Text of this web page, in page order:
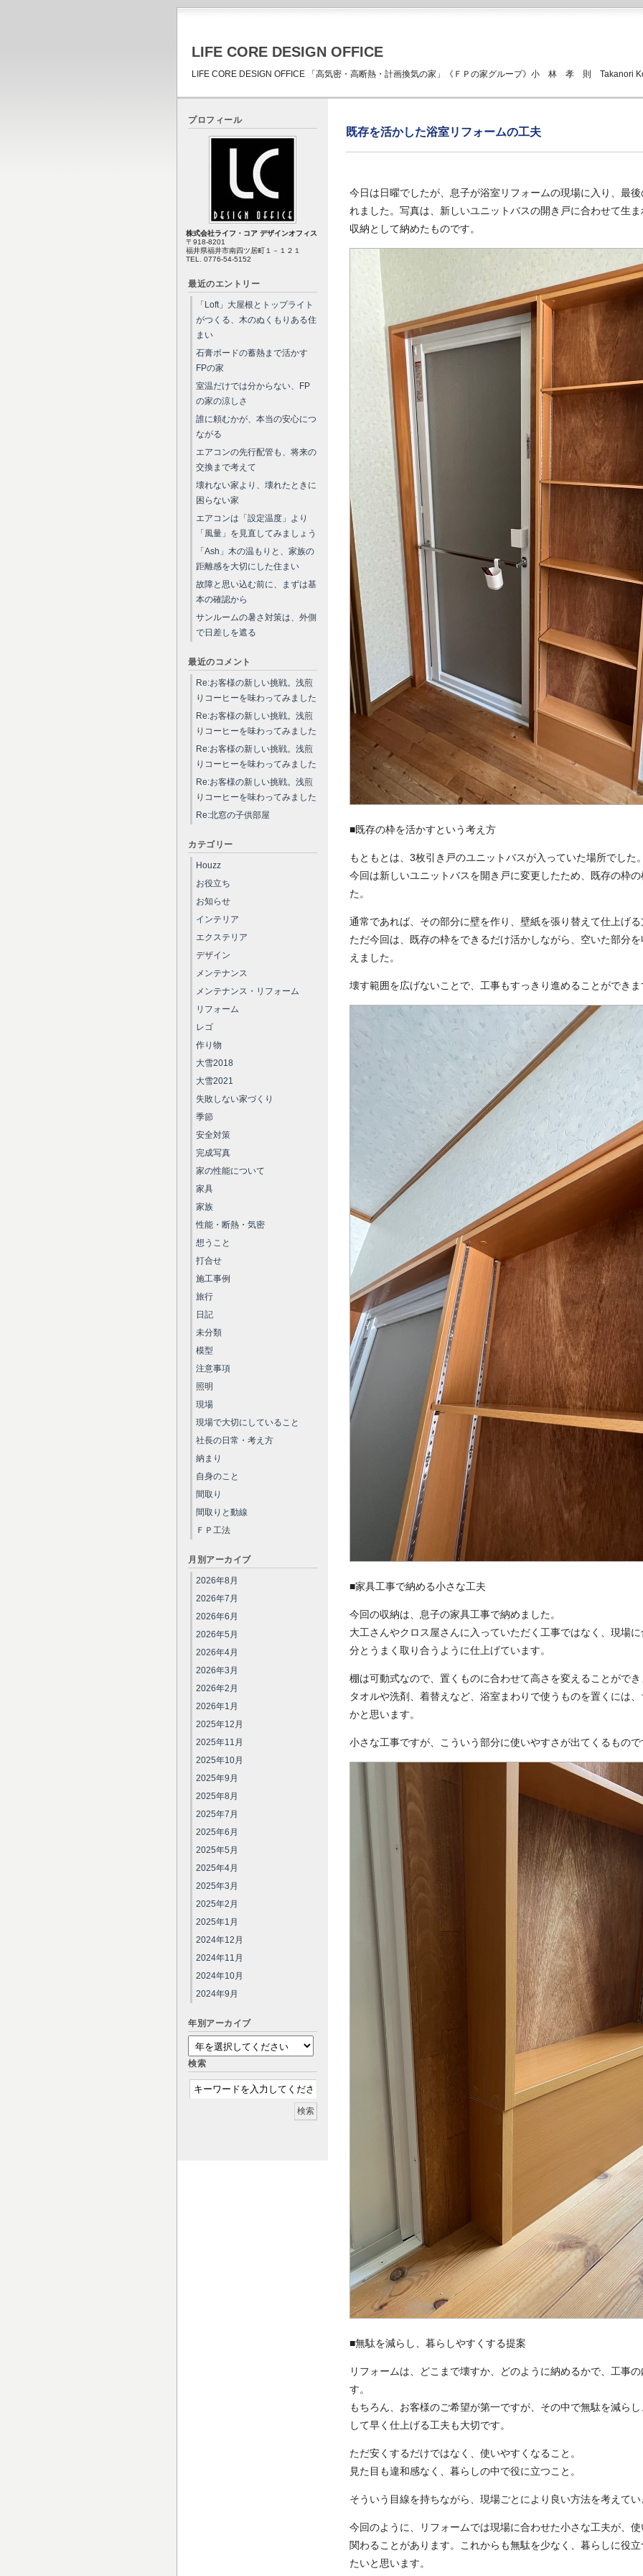
LIFE CORE DESIGN OFFICE
LIFE CORE DESIGN OFFICE 「高気密・高断熱・計画換気の家」《ＦＰの家グループ》小 林 孝 則 Takanori
既存を活かした浴室リフォームの工夫
今日は日曜でしたが、息子が浴室リフォームの現場に入り、最
れました。写真は、新しいユニットバスの開き戸に合わせて生
収納として納めたものです。
■既存の枠を活かすという考え方
もともとは、3枚引き戸のユニットバスが入っていた場所でした
今回は新しいユニットバスを開き戸に変更したため、既存の枠
た。
通常であれば、その部分に壁を作り、壁紙を張り替えて仕上げ
ただ今回は、既存の枠をできるだけ活かしながら、空いた部分
えました。
壊す範囲を広げないことで、工事もすっきり進めることができま
■家具工事で納める小さな工夫
今回の収納は、息子の家具工事で納めました。
大工さんやクロス屋さんに入っていただく工事ではなく、現場
分とうまく取り合うように仕上げています。
棚は可動式なので、置くものに合わせて高さを変えることがで
タオルや洗剤、着替えなど、浴室まわりで使うものを置くには
かと思います。
小さな工事ですが、こういう部分に使いやすさが出てくるもので
■無駄を減らし、暮らしやすくする提案
リフォームは、どこまで壊すか、どのように納めるかで、工事
す。
もちろん、お客様のご希望が第一ですが、その中で無駄を減ら
して早く仕上げる工夫も大切です。
ただ安くするだけではなく、使いやすくなること。
見た目も違和感なく、暮らしの中で役に立つこと。
そういう目線を持ちながら、現場ごとにより良い方法を考えて
今回のように、リフォームでは現場に合わせた小さな工夫が、
関わることがあります。これからも無駄を少なく、暮らしに役
たいと思います。
プロフィール
株式会社ライフ・コア デザインオフィス
〒918-8201
福井県福井市南四ツ居町１－１２１
TEL. 0776-54-5152
最近のエントリー
「Loft」大屋根とトップライト
がつくる、木のぬくもりある住
まい
石膏ボードの蓄熱まで活かす
FPの家
室温だけでは分からない、FP
の家の涼しさ
誰に頼むかが、本当の安心につ
ながる
エアコンの先行配管も、将来の
交換まで考えて
壊れない家より、壊れたときに
困らない家
エアコンは「設定温度」より
「風量」を見直してみましょう
「Ash」木の温もりと、家族の
距離感を大切にした住まい
故障と思い込む前に、まずは基
本の確認から
サンルームの暑さ対策は、外側
で日差しを遮る
最近のコメント
Re:お客様の新しい挑戦。浅煎
りコーヒーを味わってみました
Re:お客様の新しい挑戦。浅煎
りコーヒーを味わってみました
Re:お客様の新しい挑戦。浅煎
りコーヒーを味わってみました
Re:お客様の新しい挑戦。浅煎
りコーヒーを味わってみました
Re:北窓の子供部屋
カテゴリー
Houzz
お役立ち
お知らせ
インテリア
エクステリア
デザイン
メンテナンス
メンテナンス・リフォーム
リフォーム
レゴ
作り物
大雪2018
大雪2021
失敗しない家づくり
季節
安全対策
完成写真
家の性能について
家具
家族
性能・断熱・気密
想うこと
打合せ
施工事例
旅行
日記
未分類
模型
注意事項
照明
現場
現場で大切にしていること
社長の日常・考え方
納まり
自身のこと
間取り
間取りと動線
ＦＰ工法
月別アーカイブ
2026年8月
2026年7月
2026年6月
2026年5月
2026年4月
2026年3月
2026年2月
2026年1月
2025年12月
2025年11月
2025年10月
2025年9月
2025年8月
2025年7月
2025年6月
2025年5月
2025年4月
2025年3月
2025年2月
2025年1月
2024年12月
2024年11月
2024年10月
2024年9月
年別アーカイブ
検索